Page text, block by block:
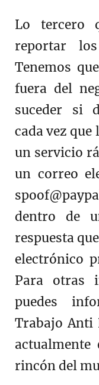
Lo tercero
reportar los
Tenemos
fuera del
suceder si
cada vez que
un servicio
un correo
dentro de
respuesta
electrónico
Para otras
puedes
Trabajo Anti
actualmente
rincón del